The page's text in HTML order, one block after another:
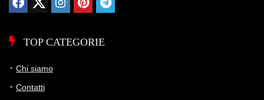
TOP CATEGORIE
Chi siamo
Contatti